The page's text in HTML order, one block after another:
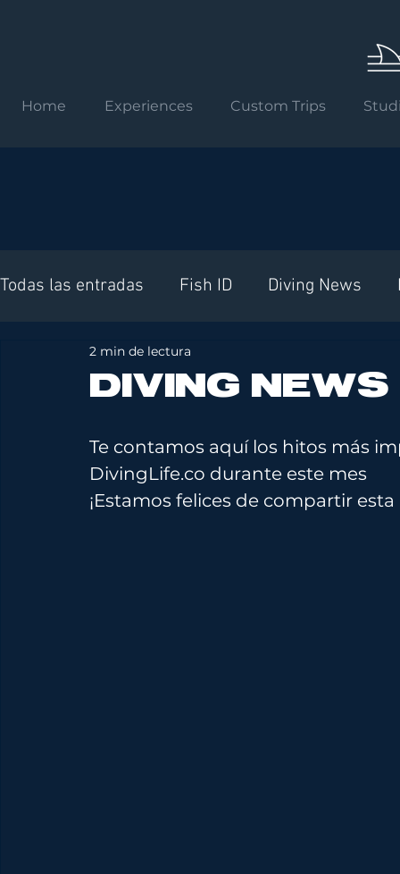
Home Experiences Custom Trips
Todas las entradas Fish ID Diving News
Requisitos internacionales
DIVING
2 min de lectura
Te contamos aquí los hitos más
DivingLife.co durante este mes
¡Estamos felices de compartir